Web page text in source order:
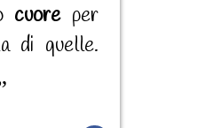
cuoreper
di quelle.